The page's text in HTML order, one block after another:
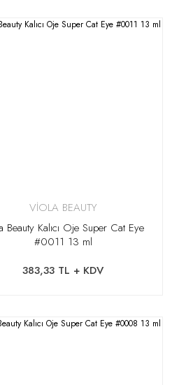
VİOLA BEAUTY
Beauty Kalıcı Oje Super Cat Eye
#0011 13 ml
383,33 TL + KDV